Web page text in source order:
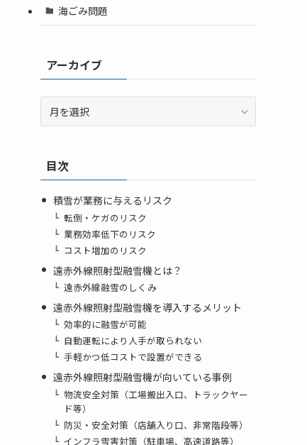
海ごみ問題
アーカイブ
ブ目次
積雪が業務に与えるリスク
転倒・ケガのリスク
業務効率低下のリスク
コスト増加のリスク
遠赤外線照射型融雪機とは？
遠赤外線融雪のしくみ
遠赤外線照射型融雪機を導入するメリット
効率的に融雪が可能
自動運転により人手が取られない
手軽かつ低コストで設置ができる
遠赤外線照射型融雪機が向いている事例
物流安全対策（工場搬出入口、トラックヤー
ド等）
防災・安全対策（店舗入り口、非常階段等）
インフラ雪害対策（駐車場、高速道路等）